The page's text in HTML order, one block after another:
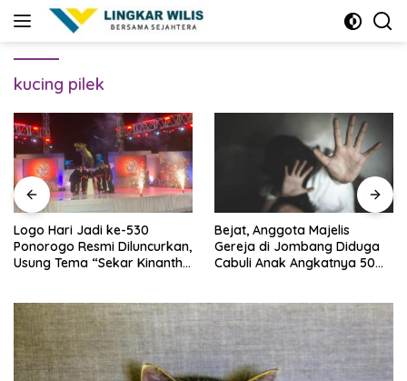
kucing pilek
Logo Hari Jadi ke-530
Ponorogo Resmi Diluncurkan,
Usung Tema “Sekar Kinanthi,
Bejat, Anggota Majelis
Gereja di Jombang Diduga
Cabuli Anak Angkatnya 50